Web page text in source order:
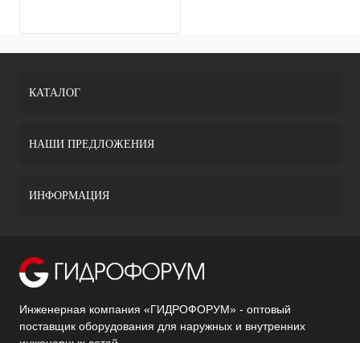
КАТАЛОГ
НАШИ ПРЕДЛОЖЕНИЯ
ИНФОРМАЦИЯ
Инженерная компания «ГИДРОФОРУМ» - оптовый
поставщик оборудования для наружных и внутренних